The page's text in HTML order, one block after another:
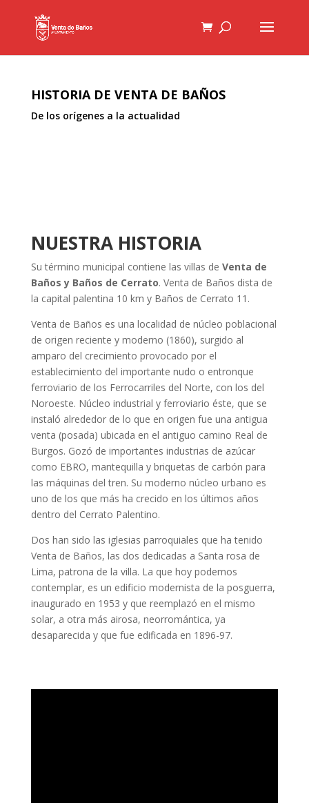
HISTORIA DE VENTA DE BAÑOS
De los orígenes a la actualidad
NUESTRA HISTORIA
Su término municipal contiene las villas de Venta de
Baños y Baños de Cerrato. Venta de Baños dista de
la capital palentina 10 km y Baños de Cerrato 11.
Venta de Baños es una localidad de núcleo poblacional
de origen reciente y moderno (1860), surgido al
amparo del crecimiento provocado por el
establecimiento del importante nudo o entronque
ferroviario de los Ferrocarriles del Norte, con los del
Noroeste. Núcleo industrial y ferroviario éste, que se
instaló alrededor de lo que en origen fue una antigua
venta (posada) ubicada en el antiguo camino Real de
Burgos. Gozó de importantes industrias de azúcar
como EBRO, mantequilla y briquetas de carbón para
las máquinas del tren. Su moderno núcleo urbano es
uno de los que más ha crecido en los últimos años
dentro del Cerrato Palentino.
Dos han sido las iglesias parroquiales que ha tenido
Venta de Baños, las dos dedicadas a Santa rosa de
Lima, patrona de la villa. La que hoy podemos
contemplar, es un edificio modernista de la posguerra,
inaugurado en 1953 y que reemplazó en el mismo
solar, a otra más airosa, neorromántica, ya
desaparecida y que fue edificada en 1896-97.